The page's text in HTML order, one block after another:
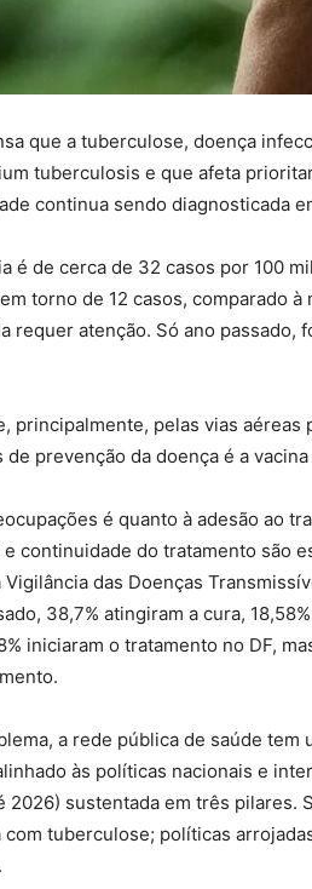
que a tuberculose, doença
tuberculosis e que afeta
continua sendo diagnosticada
é de cerca de 32 casos por 100
torno de 12 casos, comparado
requer atenção. Só ano
principalmente, pelas vias
prevenção da doença é a
é quanto à adesão ao
continuidade do tratamento são
Vigilância das Doenças
38,7% atingiram a cura,
iniciaram o tratamento no DF,
a rede pública de saúde tem
às políticas nacionais e
2026) sustentada em três pilares.
tuberculose; políticas